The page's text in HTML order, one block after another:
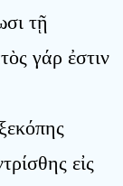
τῇ
γάρ ἐστιν
εἰς